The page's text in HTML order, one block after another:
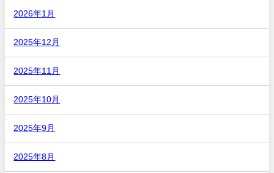
2026年1月
2025年12月
2025年11月
2025年10月
2025年9月
2025年8月